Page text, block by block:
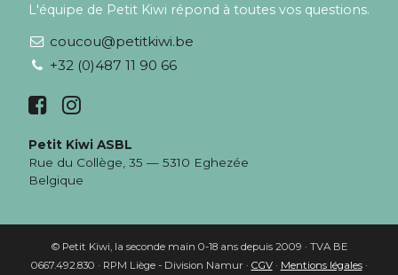
L'équipe de Petit Kiwi répond à toutes vos questions.
coucou@petitkiwi.be
+32 (0)487 11 90 66
Petit Kiwi ASBL
Rue du Collège, 35 — 5310 Eghezée
Belgique
© Petit Kiwi, la seconde main 0-18 ans depuis 2009 · TVA BE
0667.492.830 · RPM Liège - Division Namur · CGV· Mentions légales·